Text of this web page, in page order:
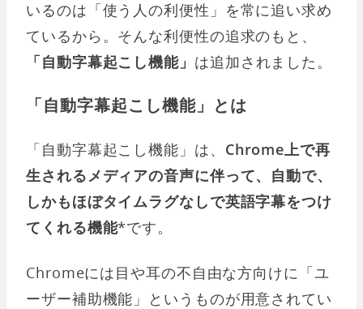
いるのは「使う人の利便性」を常に追い求め
ているから。そんな利便性の追求のもと、
「自動字幕起こし機能」 は追加されました。
「自動字幕起こし機能」とは
「自動字幕起こし機能」は、 Chrome上で再
生されるメディアの音声に伴って、自動で、
しかもほぼタイムラグなしで英語字幕をつけ
てくれる機能*です。
Chromeには目や耳の不自由な方向けに「ユ
ーザー補助機能」というものが用意されてい